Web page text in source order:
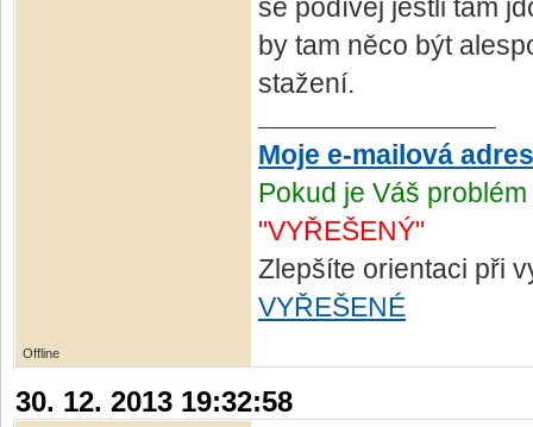
se podívej jestli tam
by tam něco být
stažení.
Moje e-mailová
Pokud je Váš
"VYŘEŠENÝ"
Zlepšíte orientaci při
VYŘEŠENÉ
Offline
30. 12. 2013 19:32:58